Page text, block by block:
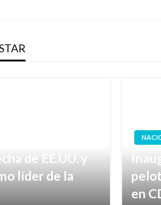
de EE.UU. y
líder de la
en